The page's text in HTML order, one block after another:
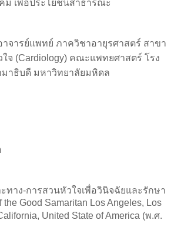
ม เพื่อประโยชน์สาธารณะ
จารย์แพทย์ ภาควิชาอายุรศาสตร์ สาขา
จ (Cardiology)คณะแพทยศาสตร์ โรง
มาธิบดี มหาวิทยาลัยมหิดล
ทาง-การสวนหัวใจเพื่อวินิจฉัยและรักษา
the Good Samaritan Los Angeles, Los
United State of America (พ.ศ.